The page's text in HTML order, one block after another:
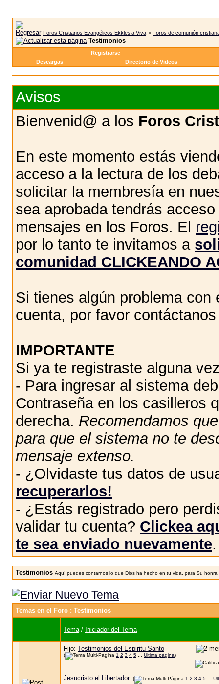
Foros Cristianos Evangélicos Ekklesia Viva > Foros de comunión
Testimonios
Registrarse
Descargas
Directorio de Videos
Avisos
Bienvenid@ a los Foros
En este momento estás
acceso a la lectura de los
solicitar la membresía en
sea aprobada tendrás
mensajes en los Foros. El
por lo tanto te invitamos a
comunidad CLICKEANDO
Si tienes algún problema
cuenta, por favor
IMPORTANTE
Si ya te registraste alguna
- Para ingresar al sistema
Contraseña en los casilleros
derecha. Recomendamos
para que el sistema no te
mensaje extenso.
- ¿Olvidaste tus datos de
recuperarlos!
- ¿Estás registrado pero
validar tu cuenta? Clickea
te sea enviado nuevamente.
Testimonios Aquí puedes contarnos lo que Dios ha hecho en tu vida, para Su
Temas en el Foro : Testimonios
Tema/ Iniciador del Tema
Fijo: Testimonios del Espiritu Santo
( 1 2 3 4 5 Ultima página)
Jesucristo el Libertador. ( 1 2 3 4 5